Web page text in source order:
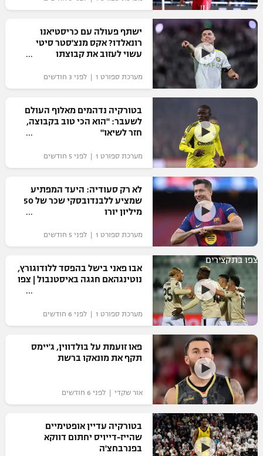
רשיון להקרנה פומבית לבית עסק
הצטרפות לחבילת הערוצים
לוח דרושים – ג'ובנט
ישתף פעולה עם כריסטיאנו
רונאלדו? אקס מנצ'סטר סיטי
עשוי לעזוב את קבוצתו
מערכת ספורט 1 | לפני 3 חודשים
בטורקיה נדהמים מאלוף העולם
לשעבר: "הוא הכי טוב בקבוצה,
חזר לשיאו"
מערכת ספורט 1 | לפני 5 חודשים
לא רק סעודיה: היעד המפתיע
שמציע ללבנדובסקי שכר של 50
מיליון יורו
מערכת ספורט 1 | לפני 5 חודשים
צפו בתקצירים
אבו פאני בישל בהפסד ללודוגורץ,
נוטינגהאם חגגה באיסטנבול | צפו
מערכת ספורט 1 | לפני 6 חודשים
פאו זועמת על בולדווין, ג'יימס
תקף את מונאקו ברשת
אור שקדי | לפני 6 חודשים
בטורקיה עדיין אופטימיים
שהייז-דייויס יחתום דווקא
בפנרבחצ'ה